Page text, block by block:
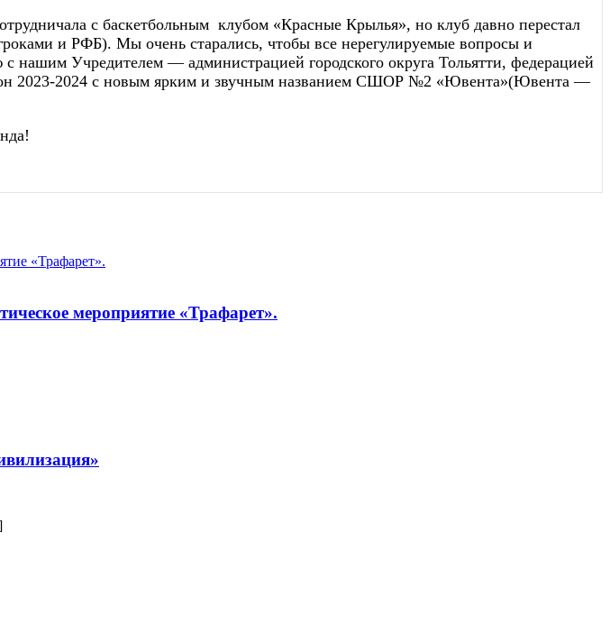
с баскетбольным клубом «Красные Крылья», но клуб давно перестал
и РФБ). Мы очень старались, чтобы все нерегулируемые вопросы и
нашим Учредителем — администрацией городского округа Тольятти, федерацией
2023-2024 с новым ярким и звучным названием СШОР №2 «Ювента»(Ювента —
мероприятие «Трафарет».